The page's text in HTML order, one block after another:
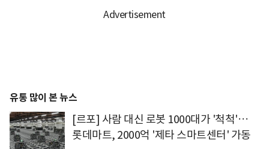
유통 많이 본 뉴스
[르포] 사람 대신 로봇 1000대가 '척척'…
롯데마트, 2000억 '제타 스마트센터' 가동